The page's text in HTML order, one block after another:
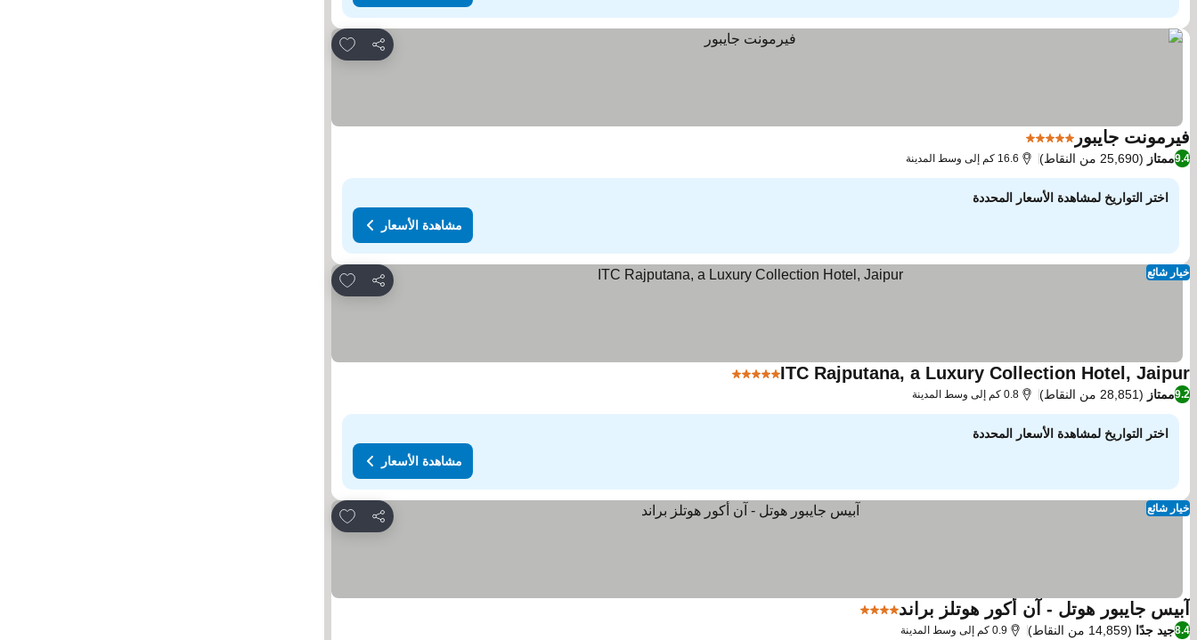
مشاركة
Add to favorites
فيرمونت جايبور 5 عدد النجوم
9.4ممتاز (25,690 من النقاط) 16.6 كم إلى وسط المدينة
اختر التواريخ لمشاهدة الأسعار المحددة
مشاهدة الأسعار
مشاركة
Add to favorites خيار شائع
ITC Rajputana, a Luxury Collection Hotel, Jaipur5 عدد النجوم
9.2ممتاز (28,851 من النقاط) 0.8 كم إلى وسط المدينة
اختر التواريخ لمشاهدة الأسعار المحددة
مشاهدة الأسعار
مشاركة
Add to favorites خيار شائع
آبيس جايبور هوتل - آن أكور هوتلز براند4 عدد النجوم
8.4جيد جدًا (14,859 من النقاط) 0.9 كم إلى وسط المدينة